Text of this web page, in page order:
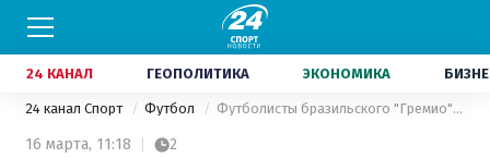
24 КАНАЛ ГЕОПОЛИТИКА ЭКОНОМИКА
24 канал Спорт Футбол Футболисты бразильского "Гремио" вышли на матч в масках в знак протеста
16 марта, 11:18 2